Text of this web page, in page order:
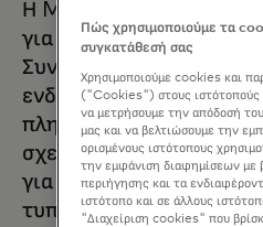
Η Mastercard Europe
για την επιτυχία του
Συνεργαζόμαστε ενεργά
ενδιαφερόμενα μέρη
πληρωμών,
σχετικές ομάδες του
για την επίτευξη του
τυποποίησης και
Πώς χρησιμοποιούμε τα
συγκατάθεσή σας
Χρησιμοποιούμε cookies και
("Cookies") στους ιστότοπούς
να μετρήσουμε την απόδοσή
μας και να βελτιώσουμε την
ορισμένους ιστότοπους
την εμφάνιση διαφημίσεων με
περιήγησης και τα
ιστότοπο και σε άλλους
"Διαχείριση cookies" που